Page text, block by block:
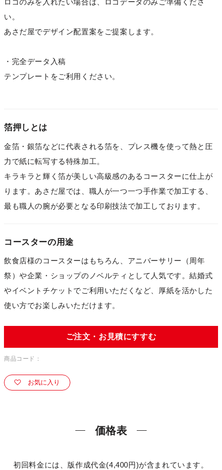
ロゴのみを入れたい場合は、ロゴデータのみご準備くださ
い。
あさだ屋でデザイン配置案をご提案します。
・完全データ入稿
テンプレートをご利用ください。
箔押しとは
金箔・銀箔などに代表される箔を、プレス機を使って熱と圧
力で紙に転写する特殊加工。
キラキラと輝く箔が美しい高級感のあるコースターに仕上が
ります。あさだ屋では、職人が一つ一つ手作業で加工する、
最も職人の腕が必要となる印刷技法で加工しております。
コースターの用途
飲食店様のコースターはもちろん、アニバーサリー（周年
祭）や企業・ショップのノベルティとして人気です。結婚式
やイベントチケットでご利用いただくなど、厚紙を活かした
使い方でお楽しみいただけます。
ご注文・お見積にすすむ
商品コード：
お気に入り
価格表
初回料金には、版作成代金(4,400円)が含まれています。